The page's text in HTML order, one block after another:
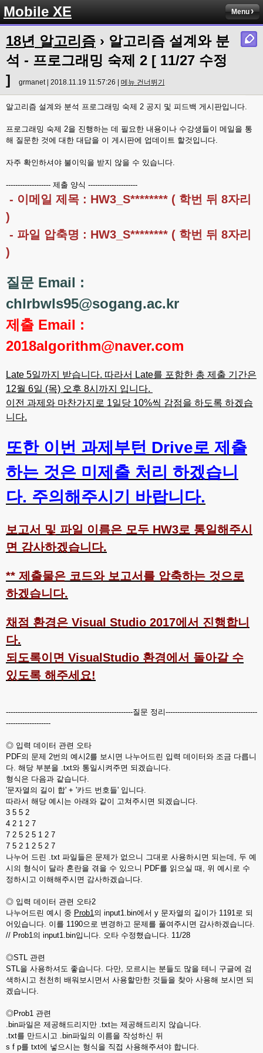
Mobile XE Menu
18년 알고리즘 › 알고리즘 설계와 분
석 - 프로그래밍 숙제 2 [ 11/27 수정
]
grmanet | 2018.11.19 11:57:26 | 메뉴 건너뛰기
알고리즘 설계와 분석 프로그래밍 숙제 2 공지 및 피드백 게시판입니다.
프로그래밍 숙제 2을 진행하는 데 필요한 내용이나 수강생들이 메일을 통
해 질문한 것에 대한 대답을 이 게시판에 업데이트 할것입니다.
자주 확인하셔야 불이익을 받지 않을 수 있습니다.
------------------- 제출 양식 ---------------------
- 이메일 제목 : HW3_S******** ( 학번 뒤 8자리
)
- 파일 압축명 : HW3_S******** ( 학번 뒤 8자리
)
질문 Email :
chlrbwls95@sogang.ac.kr
제출 Email :
2018algorithm@naver.com
Late 5일까지 받습니다. 따라서 Late를 포함한 총 제출 기간은
12월 6일 (목) 오후 8시까지 입니다.
이전 과제와 마찬가지로 1일당 10%씩 감점을 하도록 하겠습
니다.
또한 이번 과제부턴 Drive로 제출
하는 것은 미제출 처리 하겠습니
다. 주의해주시기 바랍니다.
보고서 및 파일 이름은 모두 HW3로 통일해주시
면 감사하겠습니다.
** 제출물은 코드와 보고서를 압축하는 것으로
하겠습니다.
채점 환경은 Visual Studio 2017에서 진행합니
다.
되도록이면 VisualStudio 환경에서 돌아갈 수
있도록 해주세요!
------------------------------------------------------질문 정리---------------------------------------
-------------------
◎ 입력 데이터 관련 오타
PDF의 문제 2번의 예시2를 보시면 나누어드린 입력 데이터와 조금 다릅니
다. 해당 부분을 .txt와 통일시켜주면 되겠습니다.
형식은 다음과 같습니다.
'문자열의 길이 합' + '카드 번호들' 입니다.
따라서 해당 예시는 아래와 같이 고쳐주시면 되겠습니다.
3 5 5 2
4 2 1 2 7
7 2 5 2 5 1 2 7
7 5 2 1 2 5 2 7
나누어 드린 .txt 파일들은 문제가 없으니 그대로 사용하시면 되는데, 두 예
시의 형식이 달라 혼란을 겪을 수 있으니 PDF를 읽으실 때, 위 예시로 수
정하시고 이해해주시면 감사하겠습니다.
◎ 입력 데이터 관련 오타2
나누어드린 예시 중 Prob1의 input1.bin에서 y 문자열의 길이가 1191로 되
어있습니다. 이를 1190으로 변경하고 문제를 풀여주시면 감사하겠습니다.
// Prob1의 input1.bin입니다. 오타 수정했습니다. 11/28
◎STL 관련
STL을 사용하셔도 좋습니다. 다만, 모르시는 분들도 많을 테니 구글에 검
색하시고 천천히 배워보시면서 사용할만한 것들을 찾아 사용해 보시면 되
겠습니다.
◎Prob1 관련
.bin파일은 제공해드리지만 .txt는 제공해드리지 않습니다.
.txt를 만드시고 .bin파일의 이름을 작성하신 뒤
s f p를 txt에 넣으시는 형식을 직접 사용해주셔야 합니다.